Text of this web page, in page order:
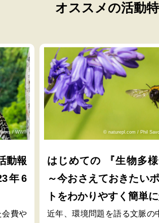
オススメの活動
/ WWF
動報
年6
会費や
© naturepl.com / Phil
はじめての 『生物多様
～今おさえておきたい
トをわかりやすく簡単
近年、環境問題を語る文脈の